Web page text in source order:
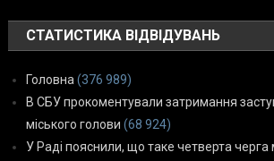
СТАТИСТИКА ВІДВІДУВАНЬ
Головна(376 989)
В СБУ прокоментували затримання
міського голови (68 924)
У Раді пояснили, що таке четверта черга